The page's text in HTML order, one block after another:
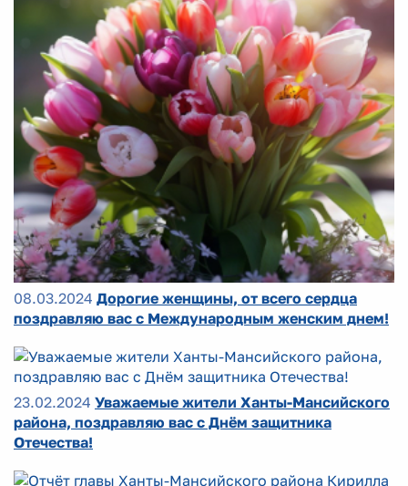
08.03.2024 Дорогие женщины, от всего сердца
поздравляю вас с Международным женским днем!
23.02.2024 Уважаемые жители Ханты-Мансийского
района, поздравляю вас с Днём защитника
Отечества!